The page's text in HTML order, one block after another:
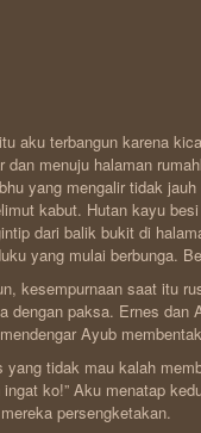
aku terbangun karena
dan menuju halaman
yang mengalir tidak
kabut. Hutan kayu
dari balik bukit di
yang mulai berbunga.
kesempurnaan saat itu
dengan paksa. Ernes dan
Ayub
yang tidak mau kalah
ko!” Aku menatap
persengketakan.